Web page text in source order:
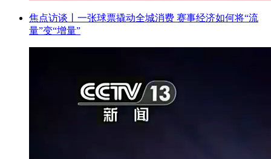
焦点访谈丨一张球票撬动全城消费 赛事经济如何将“流
量”变“增量”